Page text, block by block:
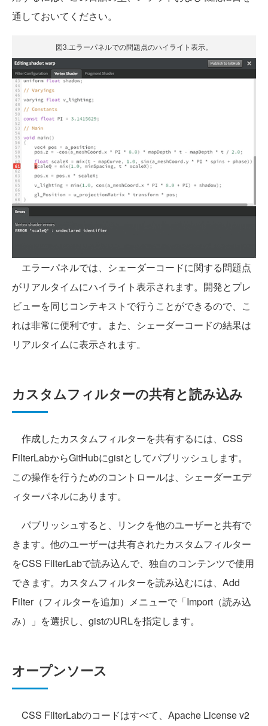
通しておいてください。
図3.エラーパネルでの問題点のハイライト表示。
エラーパネルでは、シェーダーコードに関する問題点
がリアルタイムにハイライト表示されます。開発とプレ
ビューを同じコンテキストで行うことができるので、こ
れは非常に便利です。また、シェーダーコードの結果は
リアルタイムに表示されます。
カスタムフィルターの共有と読み込み
作成したカスタムフィルターを共有するには、CSS
FilterLabからGitHubにgistとしてパブリッシュします。
この操作を行うためのコントロールは、シェーダーエデ
ィターパネルにあります。
パブリッシュすると、リンクを他のユーザーと共有で
きます。他のユーザーは共有されたカスタムフィルター
をCSS FilterLabで読み込んで、独自のコンテンツで使用
できます。カスタムフィルターを読み込むには、Add
Filter（フィルターを追加）メニューで「Import（読み込
み）」を選択し、gistのURLを指定します。
オープンソース
CSS FilterLabのコードはすべて、Apache License v2